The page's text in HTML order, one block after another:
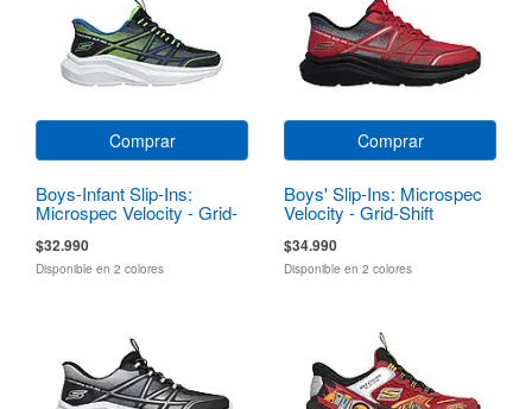
Comprar
Boys-Infant Slip-Ins:
Microspec Velocity - Grid-
$32.990
Disponible en 2 colores
Comprar
Boys' Slip-Ins: Microspec
Velocity - Grid-Shift
$34.990
Disponible en 2 colores